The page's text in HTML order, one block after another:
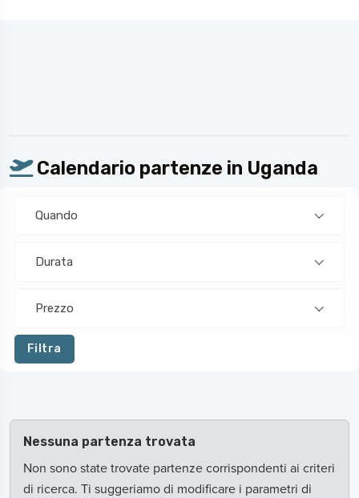
Calendario partenze in Uganda
Quando
Durata
Prezzo
Filtra
Nessuna partenza trovata
Non sono state trovate partenze corrispondenti ai criteri
di ricerca. Ti suggeriamo di modificare i parametri di